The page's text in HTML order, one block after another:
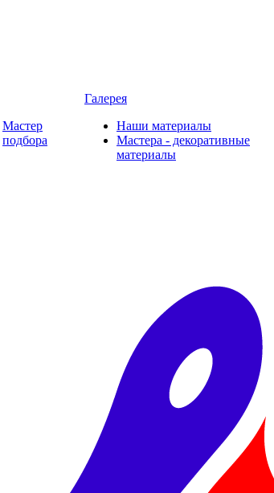
Мастер
подбора
Галерея
Наши материалы
Мастера - декоративные
материалы